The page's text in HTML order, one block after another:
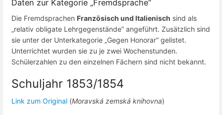
Daten zur Kategorie „Fremdsprache“
Die Fremdsprachen Französisch und Italienisch sind als
„relativ obligate Lehrgegenstände“ angeführt. Zusätzlich sind
sie unter der Unterkategorie „Gegen Honorar“ gelistet.
Unterrichtet wurden sie zu je zwei Wochenstunden.
Schülerzahlen zu den einzelnen Fächern sind nicht bekannt.
Schuljahr 1853/1854
Link zum Original (Moravská zemská knihovna)